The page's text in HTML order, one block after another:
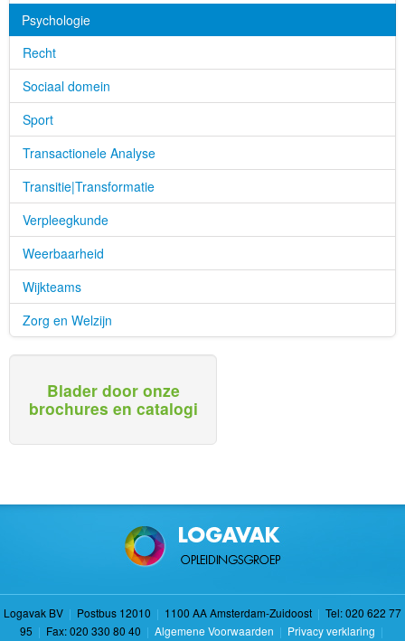
Psychologie
Recht
Sociaal domein
Sport
Transactionele Analyse
Transitie|Transformatie
Verpleegkunde
Weerbaarheid
Wijkteams
Zorg en Welzijn
Blader door onze
brochures en catalogi
Logavak BV | Postbus 12010 | 1100 AA Amsterdam-Zuidoost | Tel: 020 622 77
95 | Fax: 020 330 80 40 | Algemene Voorwaarden | Privacy verklaring |